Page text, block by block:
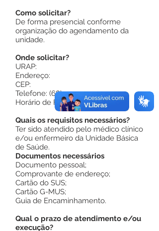
Como solicitar?
De forma presencial conforme
organização do agendamento da
unidade.
Onde solicitar?
URAP:
Endereço:
CEP:
Telefone: (68)
Horário de Funcionamento:
Quais os requisitos necessários?
Ter sido atendido pelo médico clínico
e/ou enfermeiro da Unidade Básica
de Saúde.
Documentos necessários
Documento pessoal;
Comprovante de endereço;
Cartão do SUS;
Cartão G-MUS;
Guia de Encaminhamento.
Qual o prazo de atendimento e/ou
execução?